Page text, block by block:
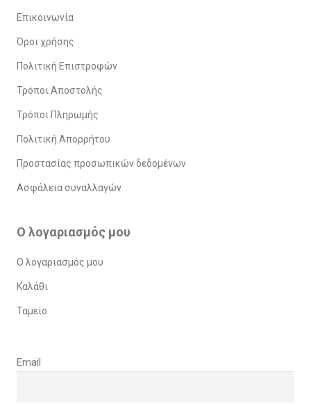
Επικοινωνία
Όροι χρήσης
Πολιτική Επιστροφών
Τρόποι Αποστολής
Τρόποι Πληρωμής
Πολιτική Απορρήτου
Προστασίας προσωπικών δεδομένων
Ασφάλεια συναλλαγών
Ο λογαριασμός μου
Ο λογαριασμός μου
Καλάθι
Ταμείο
Email